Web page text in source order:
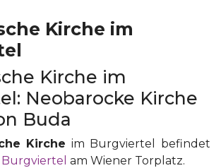
Kirche im
Kirche im
Neobarocke Kirche
Buda
Kirche im Burgviertel befindet
am Wiener Torplatz.